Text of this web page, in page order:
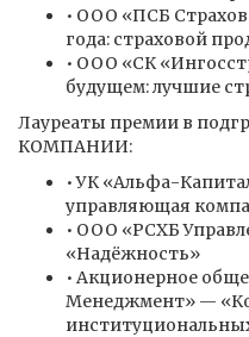
• ООО «ПСБ
года: страховой
• ООО «СК
будущем: лучшие
Лауреаты премии в
КОМПАНИИ:
• УК «Альфа-
управляющая
• ООО «РСХБ
«Надёжность»
• Акционерное
Менеджмент» —